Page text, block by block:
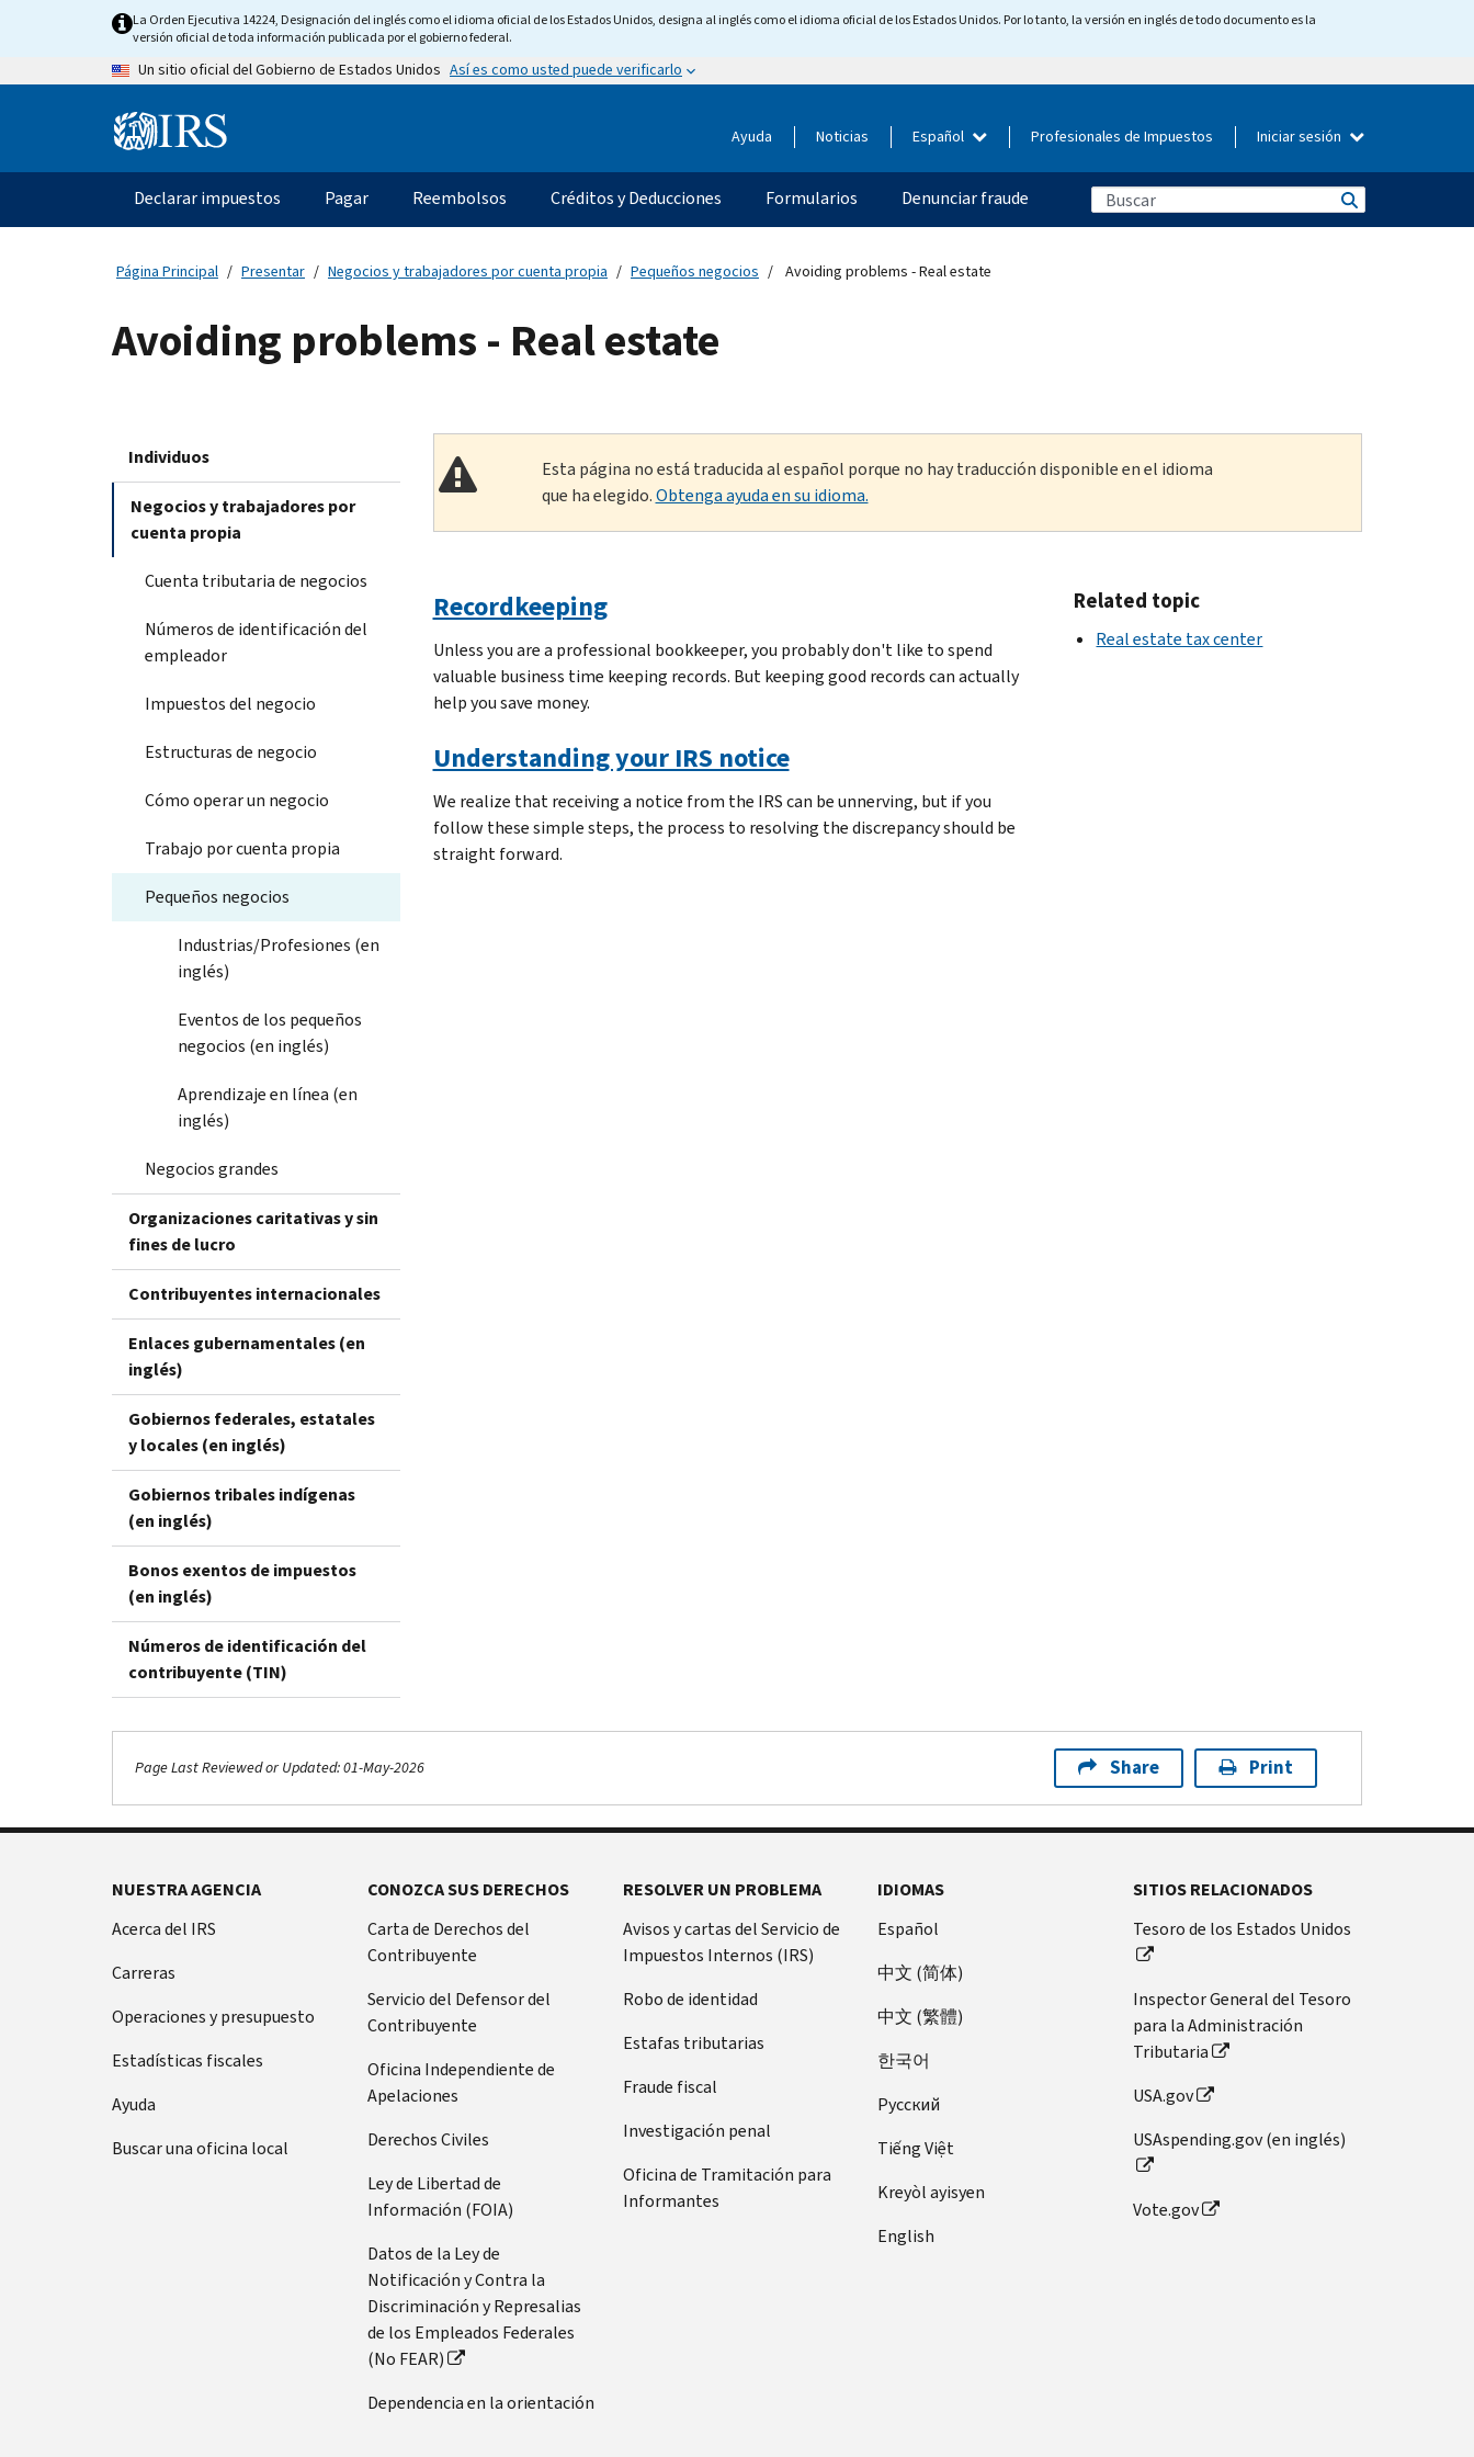
content
La Orden Ejecutiva 14224, Designación del inglés como el idioma oficial de los Estados Unidos, designa al inglés como el idioma oficial de los Estados Unidos. Por lo tanto, la versión en inglés de todo documento es la
versión oficial de toda información publicada por el gobierno federal.
Un sitio oficial del Gobierno de Estados Unidos Así es como usted puede verificarlo
Information Ayuda Noticias Español Profesionales de Impuestos Iniciar sesión
Navegación
principal
Declarar impuestos Pagar Reembolsos Créditos y Deducciones Formularios Denunciar fraude
Página Principal Presentar Negocios y trabajadores por cuenta propia Pequeños negocios Avoiding problems - Real estate
Avoiding problems - Real estate
Individuos
Negocios y trabajadores por
cuenta propia
Cuenta tributaria de negocios
Números de identificación del
empleador
Impuestos del negocio
Estructuras de negocio
Cómo operar un negocio
Trabajo por cuenta propia
Pequeños negocios
Industrias/Profesiones (en
inglés)
Eventos de los pequeños
negocios (en inglés)
Aprendizaje en línea (en
inglés)
Negocios grandes
Organizaciones caritativas y sin
fines de lucro
Contribuyentes internacionales
Enlaces gubernamentales (en
inglés)
Gobiernos federales, estatales
y locales (en inglés)
Gobiernos tribales indígenas
(en inglés)
Bonos exentos de impuestos
(en inglés)
Números de identificación del
contribuyente (TIN)
Esta página no está traducida al español porque no hay traducción disponible en el idioma
que ha elegido.Obtenga ayuda en su idioma.
Recordkeeping
Unless you are a professional bookkeeper, you probably don't like to spend
valuable business time keeping records. But keeping good records can actually
help you save money.
Understanding your IRS notice
We realize that receiving a notice from the IRS can be unnerving, but if you
follow these simple steps, the process to resolving the discrepancy should be
straight forward.
Related topic
Real estate tax center
Page Last Reviewed or Updated: 01-May-2026 Share Print
NUESTRA AGENCIA
Acerca del IRS
Carreras
Operaciones y presupuesto
Estadísticas fiscales
Ayuda
Buscar una oficina local
CONOZCA SUS DERECHOS
Carta de Derechos del
Contribuyente
Servicio del Defensor del
Contribuyente
Oficina Independiente de
Apelaciones
Derechos Civiles
Ley de Libertad de
Información (FOIA)
Datos de la Ley de
Notificación y Contra la
Discriminación y Represalias
de los Empleados Federales
(No FEAR)
Dependencia en la orientación
RESOLVER UN PROBLEMA
Avisos y cartas del Servicio de
Impuestos Internos (IRS)
Robo de identidad
Estafas tributarias
Fraude fiscal
Investigación penal
Oficina de Tramitación para
Informantes
IDIOMAS
Español
中文 (简体)
中文 (繁體)
한국어
Pусский
Tiếng Việt
Kreyòl ayisyen
English
SITIOS RELACIONADOS
Tesoro de los Estados Unidos
Inspector General del Tesoro
para la Administración
Tributaria
USA.gov
USAspending.gov (en inglés)
Vote.gov